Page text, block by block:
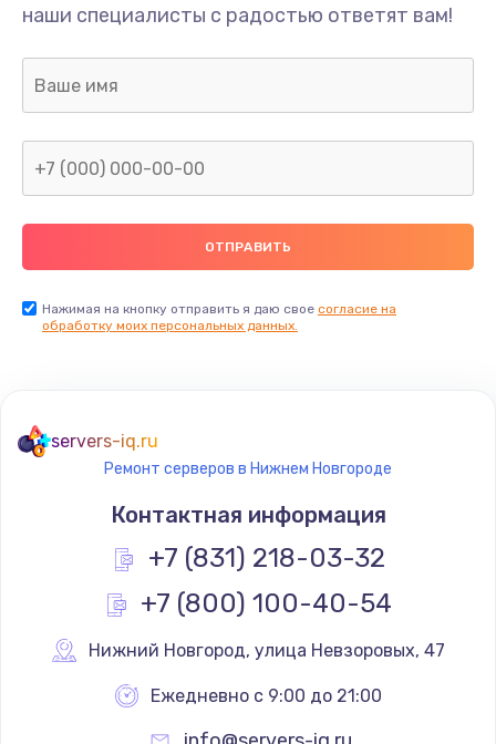
наши специалисты с радостью ответят вам!
Нажимая на кнопку отправить я даю свое согласие на
обработку моих персональных данных.
servers-iq.ru
Ремонт серверов в Нижнем Новгороде
Контактная информация
+7 (831) 218-03-32
+7 (800) 100-40-54
Нижний Новгород, улица Невзоровых, 47
Ежедневно с 9:00 до 21:00